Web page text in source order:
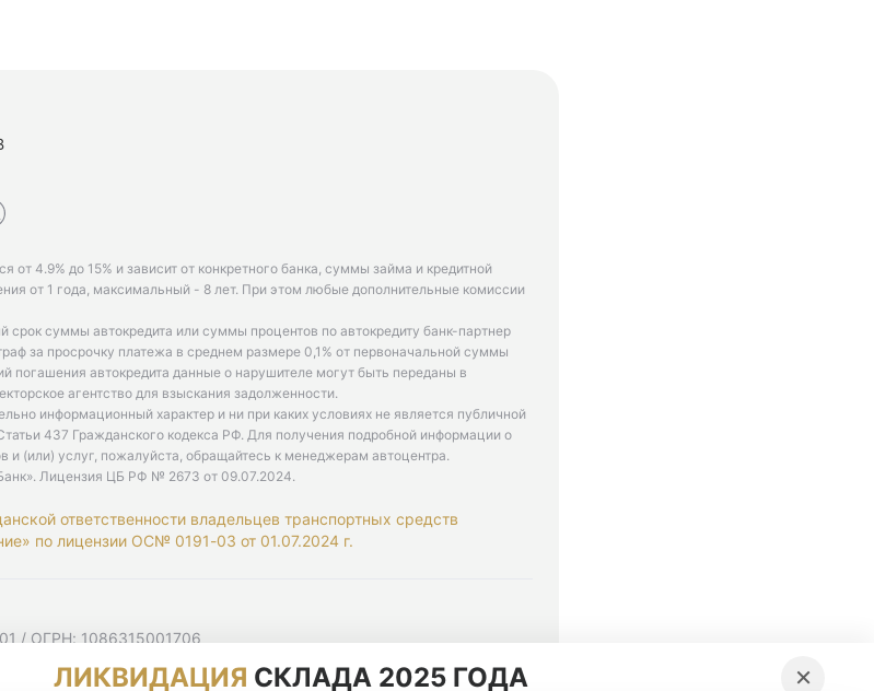
от 4.9% до 15% и зависит от конкретного банка, суммы займа и кредитной
от 1 года, максимальный - 8 лет. При этом любые дополнительные комиссии
срок суммы автокредита или суммы процентов по автокредиту банк-партнер
за просрочку платежа в среднем размере 0,1% от первоначальной суммы
погашения автокредита данные о нарушителе могут быть переданы в
агентство для взыскания задолженности.
информационный характер и ни при каких условиях не является публичной
437 Гражданского кодекса РФ. Для получения подробной информации о
и (или) услуг, пожалуйста, обращайтесь к менеджерам автоцентра.
Лицензия ЦБ РФ № 2673 от 09.07.2024.
ответственности владельцев транспортных средств
по лицензии ОС№ 0191-03 от 01.07.2024 г.
/ ОГРН: 1086315001706
ЛИКВИДАЦИЯ СКЛАДА 2025 ГОДА ×